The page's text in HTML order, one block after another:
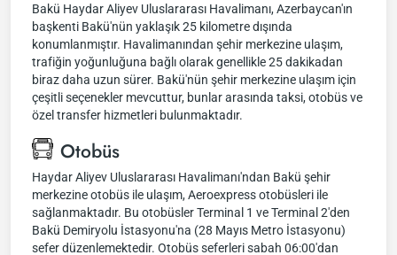
Bakü Haydar Aliyev Uluslararası Havalimanı, Azerbaycan'ın
başkenti Bakü'nün yaklaşık 25 kilometre dışında
konumlanmıştır. Havalimanından şehir merkezine ulaşım,
trafiğin yoğunluğuna bağlı olarak genellikle 25 dakikadan
biraz daha uzun sürer. Bakü'nün şehir merkezine ulaşım için
çeşitli seçenekler mevcuttur, bunlar arasında taksi, otobüs ve
özel transfer hizmetleri bulunmaktadır.
Otobüs
Haydar Aliyev Uluslararası Havalimanı'ndan Bakü şehir
merkezine otobüs ile ulaşım, Aeroexpress otobüsleri ile
sağlanmaktadır. Bu otobüsler Terminal 1 ve Terminal 2'den
Bakü Demiryolu İstasyonu'na (28 Mayıs Metro İstasyonu)
sefer düzenlemektedir. Otobüs seferleri sabah 06:00'dan